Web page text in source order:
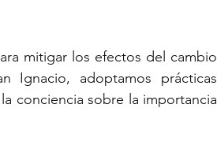
mitigar los efectos del cambio
Ignacio, adoptamos prácticas
conciencia sobre la importancia